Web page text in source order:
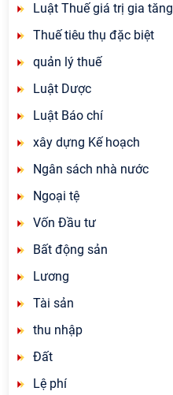
Luật Thuế giá trị gia tăng
Thuế tiêu thụ đặc biệt
quản lý thuế
Luật Dược
Luật Báo chí
xây dựng Kế hoạch
Ngân sách nhà nước
Ngoại tệ
Vốn Đầu tư
Bất động sản
Lương
Tài sản
thu nhập
Đất
Lệ phí